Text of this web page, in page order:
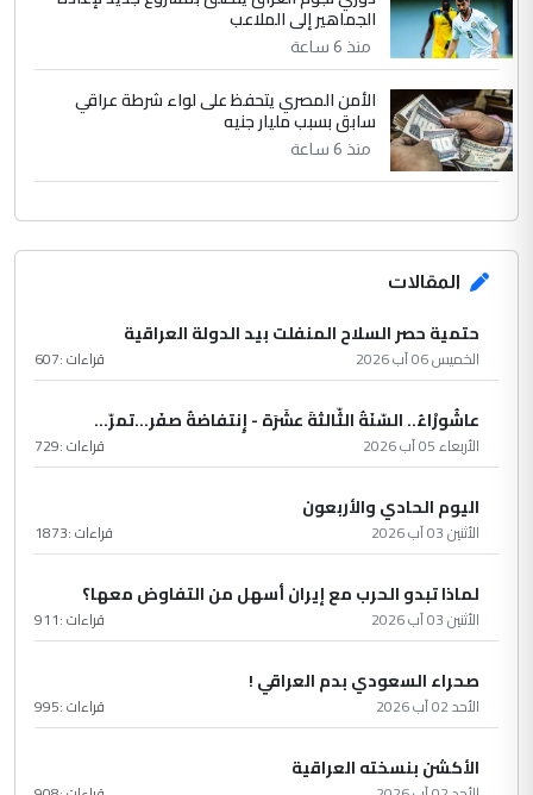
الجماهير إلى الملاعب
منذ 6 ساعة
الأمن المصري يتحفظ على لواء شرطة عراقي
سابق بسبب مليار جنيه
منذ 6 ساعة
المقالات
حتمية حصر السلاح المنفلت بيد الدولة العراقية
الخميس 06 آب 2026 قراءات :607
عاشُورْاءُ.. السّنَةُ الثّالثةَ عشَرَة - إِنتفاضةُ صفَر…تمرّ...
الأربعاء 05 آب 2026 قراءات :729
اليوم الحادي والأربعون
الأثنين 03 آب 2026 قراءات :1873
لماذا تبدو الحرب مع إيران أسهل من التفاوض معها؟
الأثنين 03 آب 2026 قراءات :911
صحراء السعودي بدم العراقي !
الأحد 02 آب 2026 قراءات :995
الأكشن بنسخته العراقية